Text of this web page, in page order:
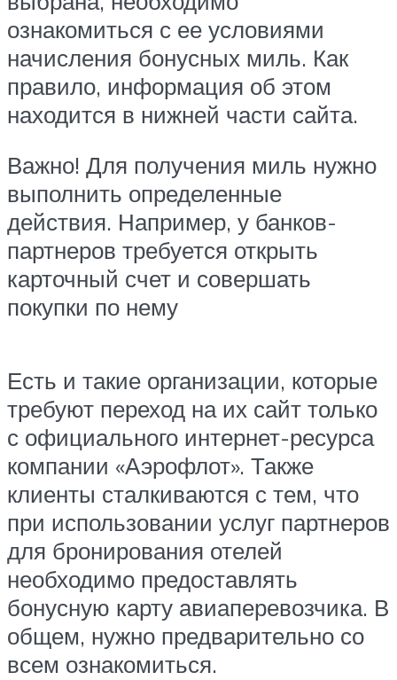
ознакомиться с ее условиями
начисления бонусных миль. Как
правило, информация об этом
находится в нижней части сайта.
Важно! Для получения миль нужно
выполнить определенные
действия. Например, у банков-
партнеров требуется открыть
карточный счет и совершать
покупки по нему
Есть и такие организации, которые
требуют переход на их сайт только
с официального интернет-ресурса
компании «Аэрофлот». Также
клиенты сталкиваются с тем, что
при использовании услуг партнеров
для бронирования отелей
необходимо предоставлять
бонусную карту авиаперевозчика. В
общем, нужно предварительно со
всем ознакомиться.